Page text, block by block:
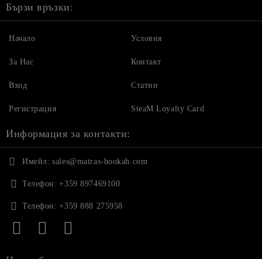
Бързи връзки:
Начало
За Нас
Вход
Регистрация
Условия
Контакт
Статии
SteaM Loyalty Card
Информация за контакти:
Имейл: sales@matras-hookah.com
Телефон: +359 897469100
Телефон: +359 888 275958